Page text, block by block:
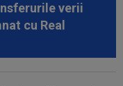
în direct la
”Bătăi de
verii
cu Real